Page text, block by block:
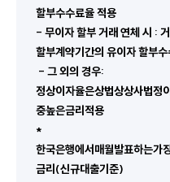
할부수수료율 적용
- 무이자 할부 거래 연체 시 :
할부계약기간의 유이자 할부
- 그 외의 경우:
정상이자율은상법상상사법정
중높은금리적용
*
한국은행에서매월발표하는가
금리(신규대출기준)